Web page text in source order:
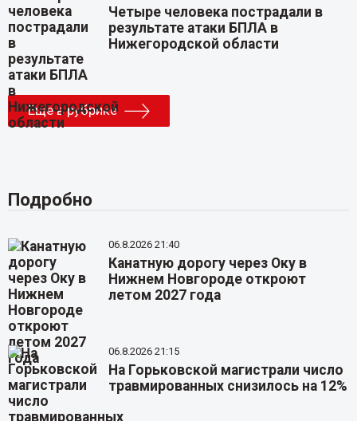
Четыре человека пострадали в
результате атаки БПЛА в
Нижегородской области
Еще в рубрике
Подробно
06.8.2026 21:40
Канатную дорогу через Оку в
Нижнем Новгороде откроют
летом 2027 года
06.8.2026 21:15
На Горьковской магистрали число
травмированных снизилось на 12%